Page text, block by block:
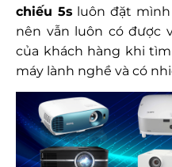
chiếu 5s luôn đặt
nên vẫn luôn có được
của khách hàng khi
máy lành nghề và có